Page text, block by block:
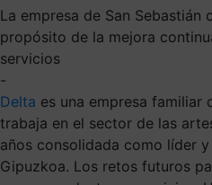
La empresa de San Sebastián
propósito de la mejora
servicios
-
Delta es una empresa familiar
trabaja en el sector de las
años consolidada como líder
Gipuzkoa. Los retos futuros